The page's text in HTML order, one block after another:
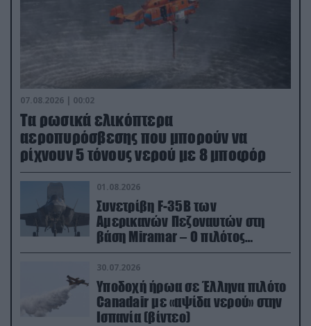
07.08.2026 | 00:02
Τα ρωσικά ελικόπτερα
αεροπυρόσβεσης που μπορούν να
ρίχνουν 5 τόνους νερού με 8 μποφόρ
01.08.2026
Συνετρίβη F-35B των
Αμερικανών Πεζοναυτών στη
βάση Miramar – Ο πιλότος
εκτινάχθηκε εγκαίρως
30.07.2026
Υποδοχή ήρωα σε Έλληνα πιλότο
Canadair με «αψίδα νερού» στην
Ισπανία (βίντεο)